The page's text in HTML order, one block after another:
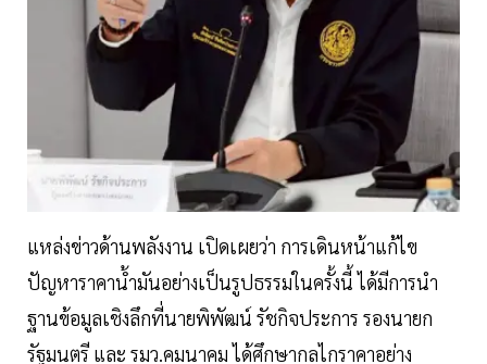
แหล่งข่าวด้านพลังงาน เปิดเผยว่า การเดินหน้าแก้ไข
ปัญหาราคาน้ำมันอย่างเป็นรูปธรรมในครั้งนี้ ได้มีการนำ
ฐานข้อมูลเชิงลึกที่นายพิพัฒน์ รัชกิจประการ รองนายก
รัฐมนตรี และ รมว.คมนาคม ได้ศึกษากลไกราคาอย่าง